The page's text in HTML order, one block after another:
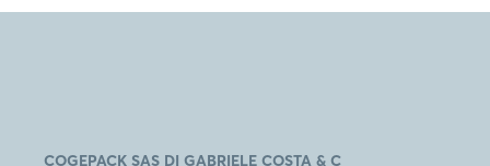
COGEPACK SAS DI GABRIELE COSTA & C